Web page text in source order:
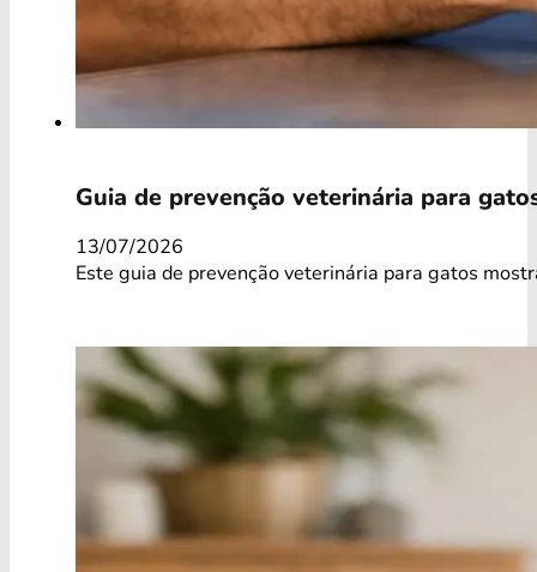
Guia de prevenção veterinária para
13/07/2026
Este guia de prevenção veterinária para gatos